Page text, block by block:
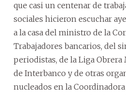
que casi un centenar de
sociales hicieron escuchar
a la casa del ministro de la
Trabajadores bancarios, del
periodistas, de la Liga
de Interbanco y de otras
nucleados en la